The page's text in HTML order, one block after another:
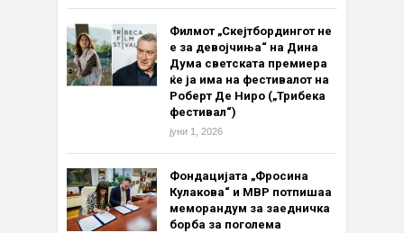
Филмот „Скејтбордингот не
е за девојчиња“ на Дина
Дума светската премиера
ќе ја има на фестивалот на
Роберт Де Ниро („Трибека
фестивал“)
јуни 1, 2026
Фондацијата „Фросина
Кулакова“ и МВР потпишаа
меморандум за заедничка
борба за поголема